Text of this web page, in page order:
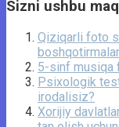
Sizni ushbu
Qiziqarli foto
boshqotirmalar
5-sinf musiqa
Psixologik
irodalisiz?
Xorijiy